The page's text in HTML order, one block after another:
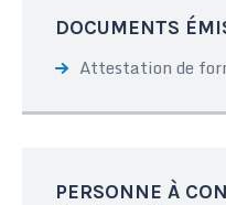
DOCUMENTS
Attestation de
PERSONNE À